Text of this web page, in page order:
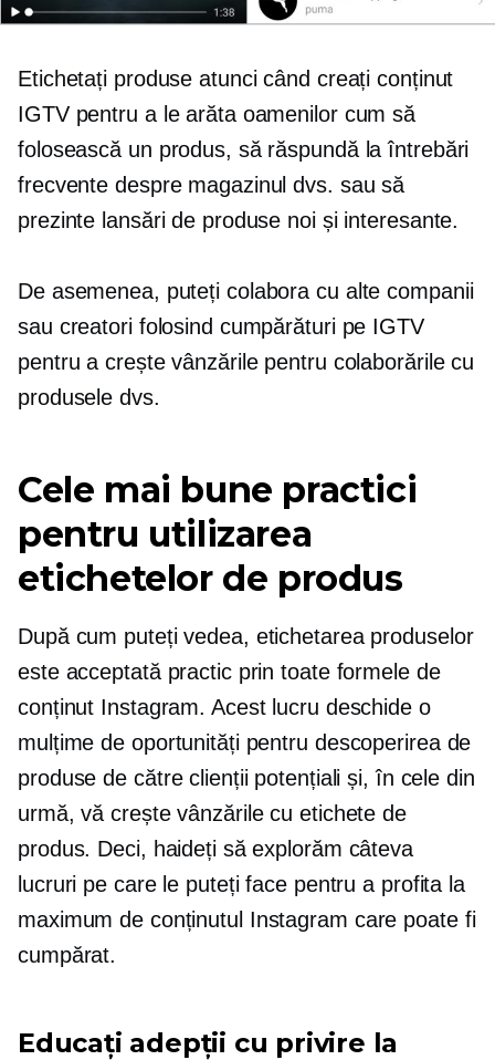
Etichetați produse atunci când creați conținut
IGTV pentru a le arăta oamenilor cum să
folosească un produs, să răspundă la întrebări
frecvente despre magazinul dvs. sau să
prezinte lansări de produse noi și interesante.
De asemenea, puteți colabora cu alte companii
sau creatori folosind cumpărături pe IGTV
pentru a crește vânzările pentru colaborările cu
produsele dvs.
Cele mai bune practici
pentru utilizarea
etichetelor de produs
După cum puteți vedea, etichetarea produselor
este acceptată practic prin toate formele de
conținut Instagram. Acest lucru deschide o
mulțime de oportunități pentru descoperirea de
produse de către clienții potențiali și, în cele din
urmă, vă crește vânzările cu etichete de
produs. Deci, haideți să explorăm câteva
lucruri pe care le puteți face pentru a profita la
maximum de conținutul Instagram care poate fi
cumpărat.
Educați adepții cu privire la